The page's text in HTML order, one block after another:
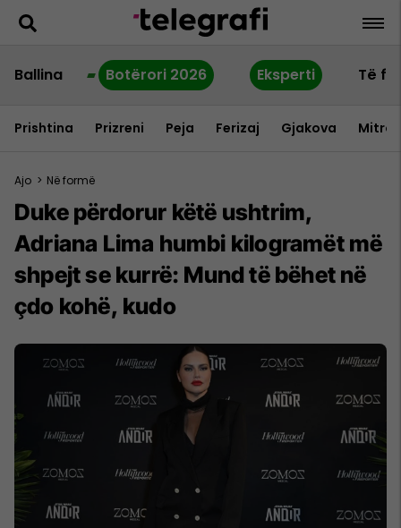
Ballina Botërori 2026 Eksperti Të
Prishtina Prizreni Peja Ferizaj Gjakova
Ajo > Në formë
Duke përdorur këtë ushtrim,
Adriana Lima humbi kilogramët më
shpejt se kurrë: Mund të bëhet në
çdo kohë, kudo